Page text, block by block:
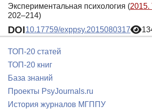
Экспериментальная психология (
202–214)
DOI10.17759/exppsy.2015080317
ТОП-20 статей
ТОП-20 книг
База знаний
Проекты PsyJournals.ru
История журналов МГППУ